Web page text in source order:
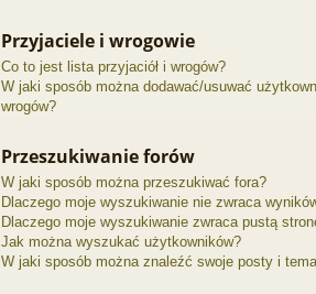
Przyjaciele i wrogowie
Co to jest lista przyjaciół i wrogów?
W jaki sposób można dodawać/usuwać
wrogów?
Przeszukiwanie forów
W jaki sposób można przeszukiwać fora?
Dlaczego moje wyszukiwanie nie zwraca
Dlaczego moje wyszukiwanie zwraca pustą
Jak można wyszukać użytkowników?
W jaki sposób można znaleźć swoje posty i